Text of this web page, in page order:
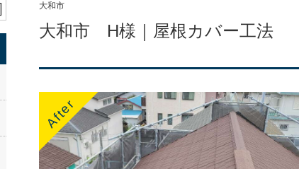
大和市
大和市 H様｜屋根カバー工法
After